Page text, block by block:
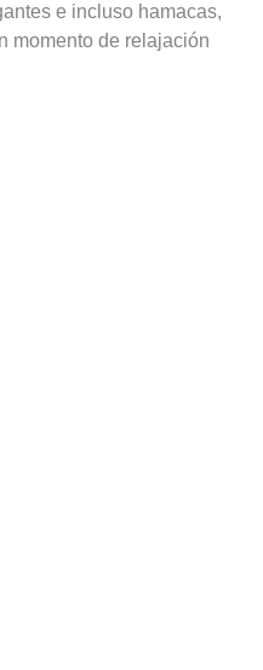
e incluso hamacas,
momento de relajación